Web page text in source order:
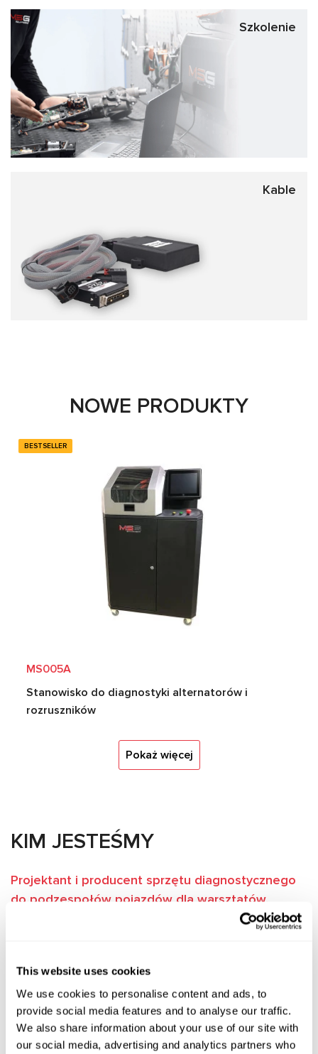
This website uses cookies
We use cookies to personalise content and ads, to
provide social media features and to analyse our traffic.
We also share information about your use of our site with
our social media, advertising and analytics partners who
Szkolenie
Kable
NOWE PRODUKTY
BESTSELLER
MS005A
Stanowisko do diagnostyki alternatorów i
rozruszników
Pokaż więcej
KIM JESTEŚMY
Projektant i producent sprzętu diagnostycznego
do podzespołów pojazdów dla warsztatów,
zakładów regeneracyjnych przemysłowych i
Naszym głównym celem zawsze było uproszczenie i
samochodowych. Jako pierwsi testowaliśmy, używaliśmy i
optymalizowaliśmy nasz sprzęt, dzięki czemu wiemy, jak
sobie z nim radzić w każdej sytuacji!